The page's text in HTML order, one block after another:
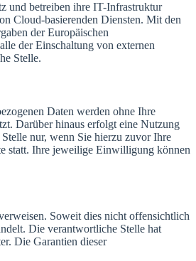
und betreiben ihre IT-Infrastruktur
Cloud-basierenden Diensten. Mit den
der Europäischen
der Einschaltung von externen
Stelle.
Daten werden ohne Ihre
Darüber hinaus erfolgt eine Nutzung
nur, wenn Sie hierzu zuvor Ihre
statt. Ihre jeweilige Einwilligung können
Soweit dies nicht offensichtlich
Die verantwortliche Stelle hat
Die Garantien dieser